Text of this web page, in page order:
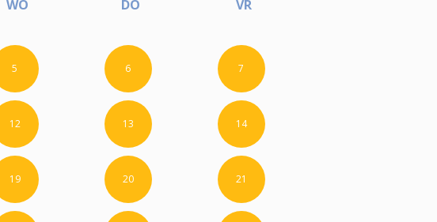
WO DO VR
5 6 7
12 13 14
19 20 21